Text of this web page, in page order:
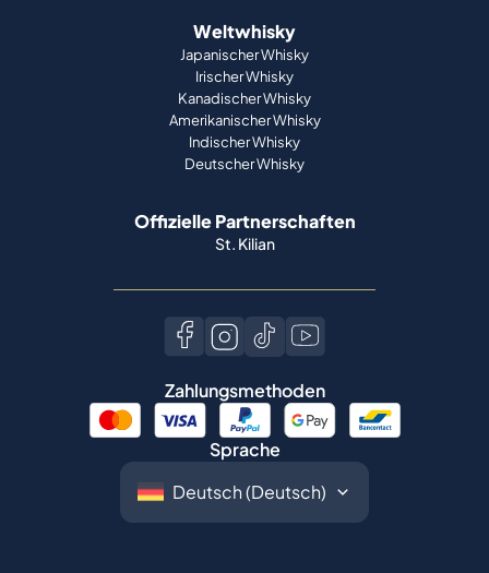
Weltwhisky
Japanischer Whisky
Irischer Whisky
Kanadischer Whisky
Amerikanischer Whisky
Indischer Whisky
Deutscher Whisky
Offizielle Partnerschaften
St. Kilian
Zahlungsmethoden
Sprache